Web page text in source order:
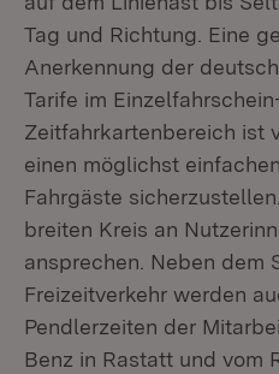
Tag und Richtung. Eine
Anerkennung der
Tarife im
Zeitfahrkartenbereich ist
einen möglichst
Fahrgäste
breiten Kreis an
ansprechen. Neben dem
Freizeitverkehr werden
Pendlerzeiten der
Benz in Rastatt und vom